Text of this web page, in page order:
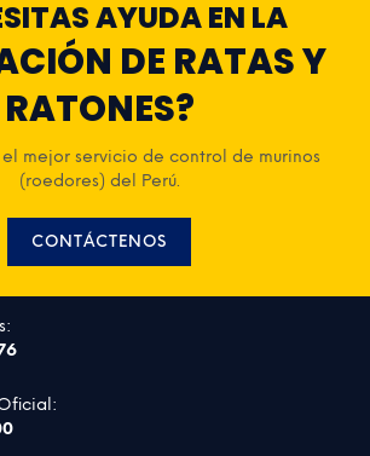
AYUDA EN LA
DE RATAS Y
RATONES?
mejor servicio de control de murinos
(roedores) del Perú.
CONTÁCTENOS